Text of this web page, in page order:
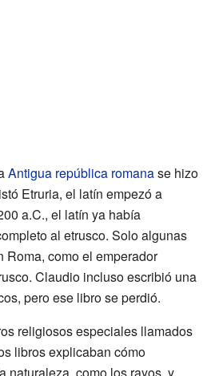
Antigua república romanase hizo
Etruria, el latín empezó a
a.C., el latín ya había
al etrusco. Solo algunas
Roma, como el emperador
Claudio incluso escribió una
pero ese libro se perdió.
religiosos especiales llamados
libros explicaban cómo